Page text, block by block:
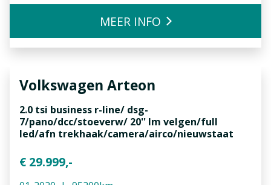
MEER INFO
Volkswagen Arteon
2.0 tsi business r-line/ dsg-
7/pano/dcc/stoeverw/ 20'' lm velgen/full
led/afn trekhaak/camera/airco/nieuwstaat
€ 29.999,-